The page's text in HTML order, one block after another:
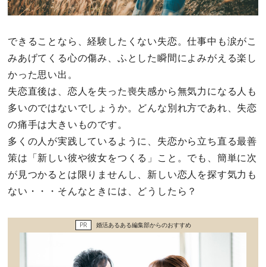
ファッション・美容
グルメ
趣味・旅行
不倫・だめ男
できることなら、経験したくない失恋。仕事中も涙がこ
みあげてくる心の傷み、ふとした瞬間によみがえる楽し
かった思い出。
失恋直後は、恋人を失った喪失感から無気力になる人も
多いのではないでしょうか。どんな別れ方であれ、失恋
の痛手は大きいものです。
多くの人が実践しているように、失恋から立ち直る最善
策は「新しい彼や彼女をつくる」こと。でも、簡単に次
が見つかるとは限りませんし、新しい恋人を探す気力も
ない・・・そんなときには、どうしたら？
PR 婚活あるある編集部からのおすすめ